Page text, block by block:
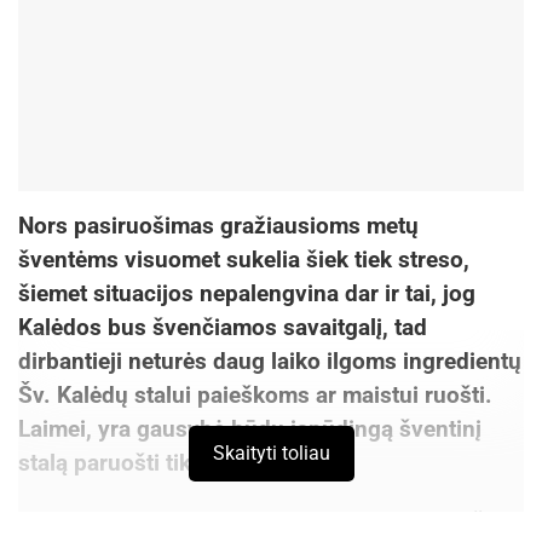
Nors pasiruošimas gražiausioms metų
šventėms visuomet sukelia šiek tiek streso,
šiemet situacijos nepalengvina dar ir tai, jog
Kalėdos bus švenčiamos savaitgalį, tad
dirbantieji neturės daug laiko ilgoms ingredientų
Šv. Kalėdų stalui paieškoms ar maistui ruošti.
Laimei, yra gausybė būdų įspūdingą šventinį
stalą paruošti tikrai greitai.
Vienas jų, kiek greitesnio negu įprasta paruošimo
Skaityti toliau